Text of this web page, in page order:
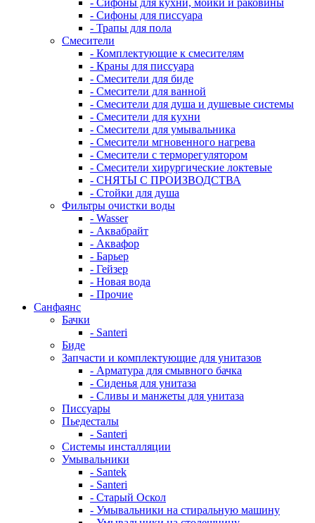
- Сифоны для кухни, мойки и раковины
- Сифоны для писсуара
- Трапы для пола
Смесители
- Комплектующие к смесителям
- Краны для писсуара
- Смесители для биде
- Смесители для ванной
- Смесители для душа и душевые системы
- Смесители для кухни
- Смесители для умывальника
- Смесители мгновенного нагрева
- Смесители с терморегулятором
- Смесители хирургические локтевые
- СНЯТЫ С ПРОИЗВОДСТВА
- Стойки для душа
Фильтры очистки воды
- Wasser
- Аквабрайт
- Аквафор
- Барьер
- Гейзер
- Новая вода
- Прочие
Санфаянс
Бачки
- Santeri
Биде
Запчасти и комплектующие для унитазов
- Арматура для смывного бачка
- Сиденья для унитаза
- Сливы и манжеты для унитаза
Писсуары
Пьедесталы
- Santeri
Системы инсталляции
Умывальники
- Santek
- Santeri
- Старый Оскол
- Умывальники на стиральную машину